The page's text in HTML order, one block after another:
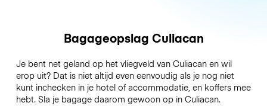
Bagageopslag Culiacan
Je bent net geland op het vliegveld van Culiacan en wil
erop uit? Dat is niet altijd even eenvoudig als je nog niet
kunt inchecken in je hotel of accommodatie, en koffers mee
hebt. Sla je bagage daarom gewoon op in Culiacan.